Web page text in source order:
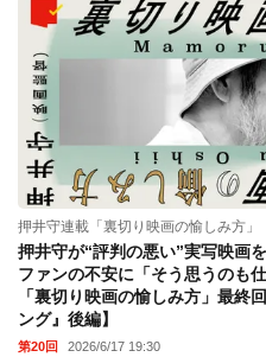
押井守連載「裏切り映画の愉しみ方」
押井守が“評判の悪い”実写映画
ファンの不安に「そう思うのも
「裏切り映画の愉しみ方」最終
ング』後編】
第20回 2026/6/17 19:30